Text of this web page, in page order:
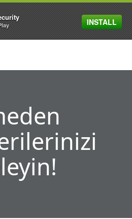
MENU
INSTALL